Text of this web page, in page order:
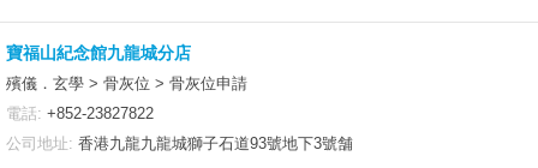
寶福山紀念館九龍城分店
殯儀．玄學 > 骨灰位 > 骨灰位申請
電話: +852-23827822
公司地址: 香港九龍九龍城獅子石道93號地下3號舗